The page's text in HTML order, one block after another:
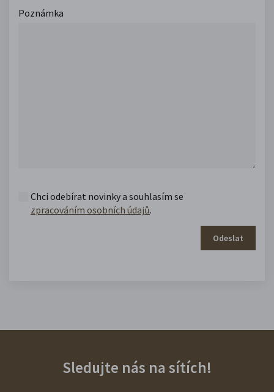
Poznámka
Chci odebírat novinky a souhlasím se
zpracováním osobních údajů.
Odeslat
Sledujte nás na sítích!